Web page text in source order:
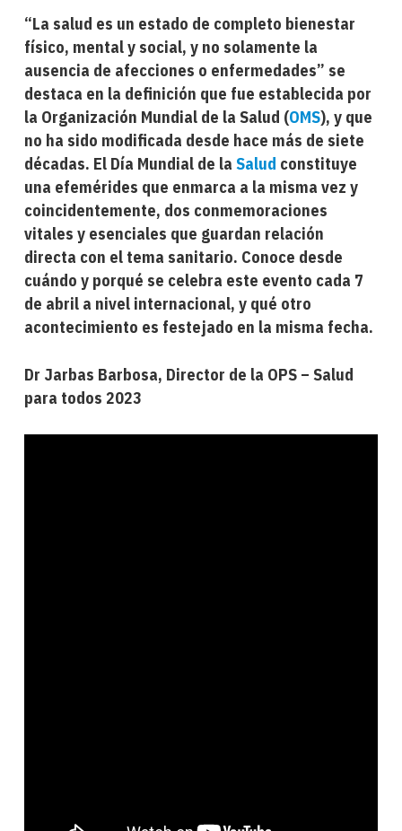
“La salud es un estado de completo bienestar
físico, mental y social, y no solamente la
ausencia de afecciones o enfermedades” se
destaca en la definición que fue establecida por
la Organización Mundial de la Salud (OMS), y que
no ha sido modificada desde hace más de siete
décadas. El Día Mundial de la Salud constituye
una efemérides que enmarca a la misma vez y
coincidentemente, dos conmemoraciones
vitales y esenciales que guardan relación
directa con el tema sanitario. Conoce desde
cuándo y porqué se celebra este evento cada 7
de abril a nivel internacional, y qué otro
acontecimiento es festejado en la misma fecha.
Dr Jarbas Barbosa, Director de la OPS – Salud
para todos 2023